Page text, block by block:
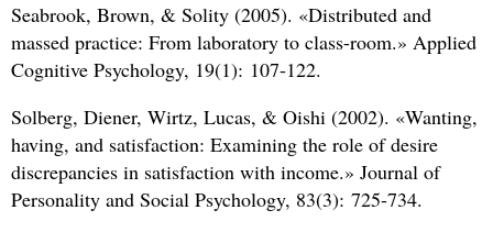
Seabrook, Brown, & Solity (2005). «Distributed and
massed practice: From laboratory to class-room.» Applied
Cognitive Psychology, 19(1): 107-122.
Solberg, Diener, Wirtz, Lucas, & Oishi (2002). «Wanting,
having, and satisfaction: Examining the role of desire
discrepancies in satisfaction with income.» Journal of
Personality and Social Psychology, 83(3): 725-734.